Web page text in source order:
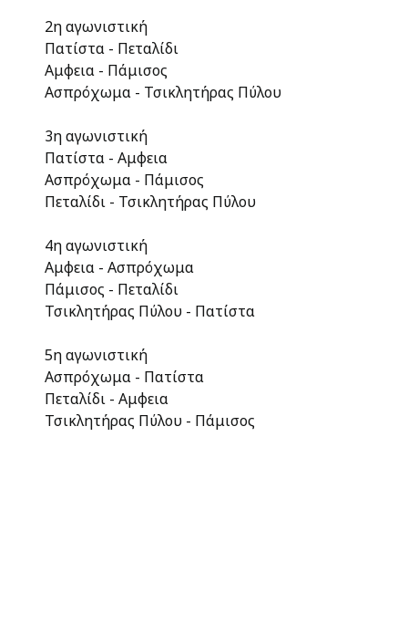
2η αγωνιστική
Πατίστα - Πεταλίδι
Αμφεια - Πάμισος
Ασπρόχωμα - Τσικλητήρας Πύλου
3η αγωνιστική
Πατίστα - Αμφεια
Ασπρόχωμα - Πάμισος
Πεταλίδι - Τσικλητήρας Πύλου
4η αγωνιστική
Αμφεια - Ασπρόχωμα
Πάμισος - Πεταλίδι
Τσικλητήρας Πύλου - Πατίστα
5η αγωνιστική
Ασπρόχωμα - Πατίστα
Πεταλίδι - Αμφεια
Τσικλητήρας Πύλου - Πάμισος